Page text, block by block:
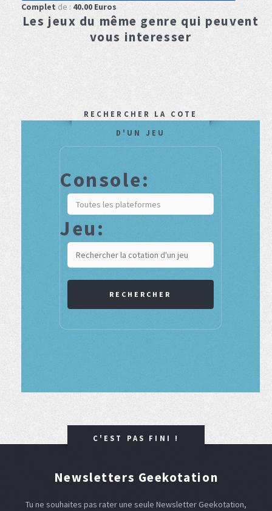
Complet de : 40.00 Euros
Les jeux du même genre qui peuvent
vous interesser
RECHERCHER LA COTE
D'UN JEU
Console:
Jeu:
RECHERCHER
C'EST PAS FINI !
Newsletters Geekotation
Tu ne souhaites pas rater une seule Newsletter Geekotation,